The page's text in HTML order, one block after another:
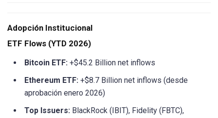
Adopción Institucional
ETF Flows (YTD 2026)
Bitcoin ETF: +$45.2 Billion net inflows
Ethereum ETF: +$8.7 Billion net inflows (desde
aprobación enero 2026)
Top Issuers: BlackRock (IBIT), Fidelity (FBTC),